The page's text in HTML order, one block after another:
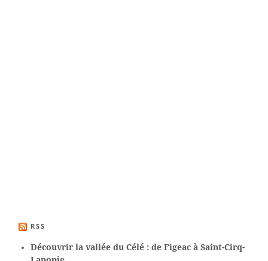
RSS
Découvrir la vallée du Célé : de Figeac à Saint-Cirq-